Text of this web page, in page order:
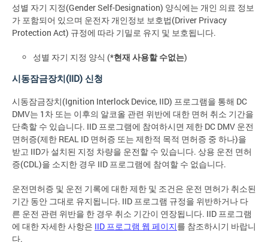
성별 자기 지정(Gender Self-Designation) 양식에는 개인 의료 정보
가 포함되어 있으며 운전자 개인정보 보호법(Driver Privacy
Protection Act) 규정에 따라 기밀로 유지 및 보호됩니다.
성별 자기 지정 양식 (*현재 사용할 수없는)
시동잠금장치(IID) 신청
시동잠금장치(Ignition Interlock Device, IID) 프로그램을 통해 DC
DMV는 1차 또는 이후의 알코올 관련 위반에 대한 면허 취소 기간을
단축할 수 있습니다. IID 프로그램에 참여하시면 제한 DC DMV 운전
면허증(제한 REAL ID 면허증 또는 제한적 목적 면허증 중 하나)을
받고 IID가 설치된 지정 차량을 운전할 수 있습니다. 상용 운전 면허
증(CDL)을 소지한 경우 IID 프로그램에 참여할 수 없습니다.
운전면허증 및 운전 기록에 대한 제한 및 조건은 운전 면허가 취소된
기간 동안 그대로 유지됩니다. IID 프로그램 규정을 위반하거나 다
른 운전 관련 위반을 한 경우 취소 기간이 연장됩니다. IID 프로그램
에 대한 자세한 사항은 IID 프로그램 웹 페이지를 참조하시기 바랍니
다.